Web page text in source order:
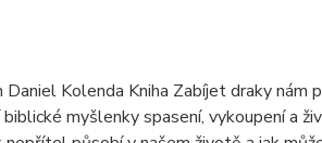
Kolenda Kniha Zabíjet draky nám
myšlenky spasení, vykoupení a